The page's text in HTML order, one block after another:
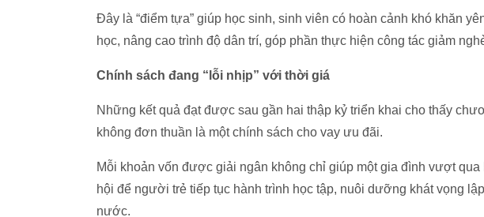
Đây là “điểm tựa” giúp học sinh, sinh viên có hoàn cảnh khó khăn
học, nâng cao trình độ dân trí, góp phần thực hiện công tác giảm
Chính sách đang “lỗi nhịp” với thời giá
Những kết quả đạt được sau gần hai thập kỷ triển khai cho thấy
không đơn thuần là một chính sách cho vay ưu đãi.
Mỗi khoản vốn được giải ngân không chỉ giúp một gia đình vượt
hội để người trẻ tiếp tục hành trình học tập, nuôi dưỡng khát vọng
nước.